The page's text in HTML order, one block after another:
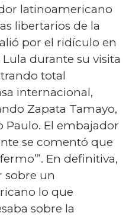
latinoamericano
libertarios de la
por el ridículo en
durante su visita
total
internacional,
Zapata Tamayo,
Paulo. El embajador
se comentó que
En definitiva,
sobre un
lo que
sobre la